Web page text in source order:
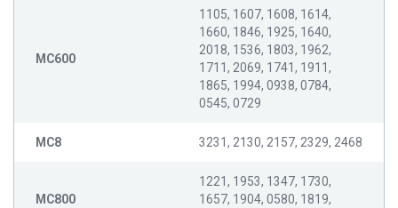
MC600
1105, 1607, 1608, 1614,
1660, 1846, 1925, 1640,
2018, 1536, 1803, 1962,
1711, 2069, 1741, 1911,
1865, 1994, 0938, 0784,
0545, 0729
MC8 3231, 2130, 2157, 2329, 2468
MC800
1221, 1953, 1347, 1730,
1657, 1904, 0580, 1819,